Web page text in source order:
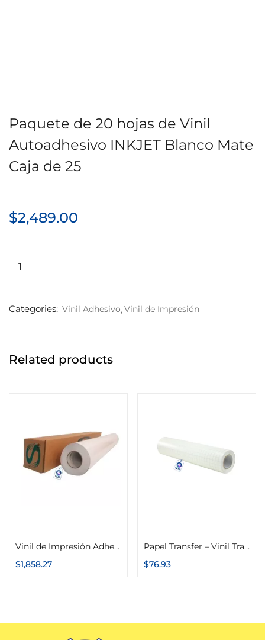
Paquete de 20 hojas de Vinil
Autoadhesivo INKJET Blanco Mate
Caja de 25
$2,489.00
Categories: Vinil Adhesivo Vinil de Impresión
Related products
Vinil de Impresión Adhesivo Brillante o Mate 1.52m x 50m Calidad de Importación
$1,858.27
Papel Transfer – Vinil Transportador Reutilizable 60cm x 1m
$76.93